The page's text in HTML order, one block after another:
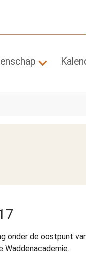
for "Thema's"
Submenu
onder de oostpunt
Waddenacademie.